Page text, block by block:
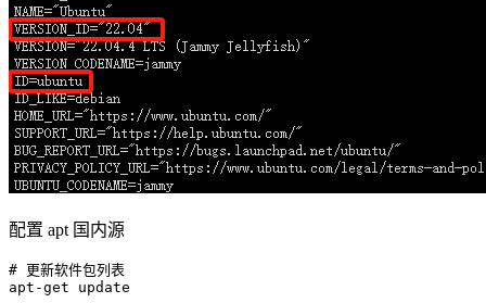
配置 apt 国内源
# 更新软件包列表
apt-get